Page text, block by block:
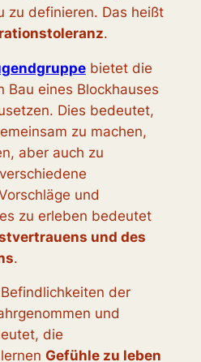
zu definieren. Das heißt
.
bietet die
Bau eines Blockhauses
Dies bedeutet,
zu machen,
aber auch zu
und
zu erleben bedeutet
und des
.
der
und
die
Gefühle zu leben